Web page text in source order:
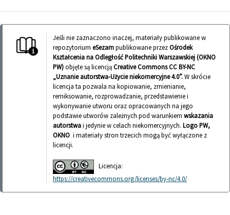
Jeśli nie zaznaczono inaczej, materiały publikowane w
repozytorium eSezampublikowane przezOśrodek
Kształcenia na Odległość Politechniki Warszawskiej (OKNO
PW)objęte są licencjąCreative Commons CC BY-NC
„Uznanie autorstwa-Użycie niekomercyjne 4.0”.W skrócie
licencja ta pozwala na kopiowanie, zmienianie,
remiksowanie, rozprowadzanie, przedstawienie i
wykonywanie utworu oraz opracowanych na jego
podstawie utworów zależnych pod warunkiem wskazania
autorstwai jedynie w celach niekomercyjnych. Logo PW,
OKNO i materiały stron trzecich mogą być wyłączone z
licencji.
Licencja:
https://creativecommons.org/licenses/by-nc/4.0/